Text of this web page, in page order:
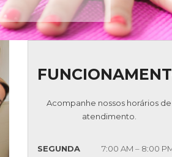
Acompanhe nossos horários de
atendimento.
SEGUNDA 7:00 AM – 8:00